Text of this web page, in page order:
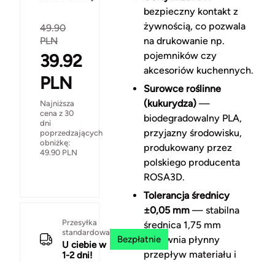
49.90
PLN
39.92
PLN
Najniższa
cena z 30
dni
poprzedzających
obniżkę:
49.90 PLN
Przesyłka
standardowa
U ciebie w
1-2 dni!
Bezpłatnie
bezpieczny kontakt z
żywnością, co pozwala
na drukowanie np.
pojemników czy
akcesoriów kuchennych.
Surowce roślinne
(kukurydza)—
biodegradowalny PLA,
przyjazny środowisku,
produkowany przez
polskiego producenta
ROSA3D.
Tolerancja średnicy
±0,05 mm— stabilna
średnica 1,75 mm
zapewnia płynny
przepływ materiału i